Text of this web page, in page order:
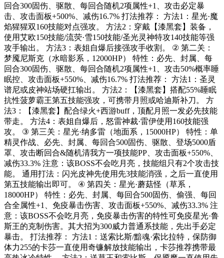
回合300固伤、驱散、每回合随机2项属性+1、攻击必定暴
击、攻击面板+500%、减伤16.7% 打法推荐： 方法1：星光·魔
焰猩猩双160技能对点强攻。 方法2：穿戴【漆黑套】装备，
使用艾欧150技能/流荧·雪150技能/圣光灵神特攻140技能等强
攻手输出。 方法3：表姐自爆后接强攻手收割。 ② 第二关：
梦魇尼斯克（水暗影系，12000HP） 特性：必先、封属、每
回合300固伤、驱散、每回合随机2项属性+1、攻击50%概率睡
眠控、攻击面板+550%、减伤16.7% 打法推荐： 方法1：圣灵
谱尼或皮神站场硬扛输出。 方法2：【漆黑套】搭配55%睡眠
抗性菠萝霸王第五技能强攻，可携带月照或哈迪斯补刀。 方
法3：【漆黑套】配合绿火+西游buff，顶配月照一发必先技能
带走。 方法4：表姐自爆后，怒雷神裁·雷伊使用160技能强
攻。 ③ 第三关：星光·纳多雷（地面系，15000HP） 特性：单
精灵作战、必先、封属、每回合500固伤、驱散、登场5000盾
罩、攻击断回合&随机清我方一项技能PP、攻击面板+550%、
减伤33.3% 注意：该BOSS不会吃月亮，技能组只有2个攻击技
能。 通用打法：闪光皮神先使用先3技能消强，之后一直使用
第五技能输出即可。 ④ 第四关：星光·蘑菇怪（草系，
18000HP） 特性：必先、封属、每回合500固伤、偷强、每回
合全属性+1、免疫暴击伤害、攻击面板+550%、减伤33.3% 注
意：该BOSS不会吃月亮，免疫暴击伤害的特性可免疫星光·鲁
斯王的克制伤害。其大招为300威力普通系技能，先出手必定
暴击。 打法推荐： 方法1：送索比斯/黯魂·索比拉特，保防御
体力255的卡莎一直使用奇镰解放技能输出，卡莎推荐携带最